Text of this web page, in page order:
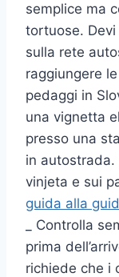
semplice ma
tortuose.
sulla rete
raggiungere
pedaggi in
una vignetta
presso una
in
vinjeta e sui
guida alla
_ Controlla
prima
richiede che i